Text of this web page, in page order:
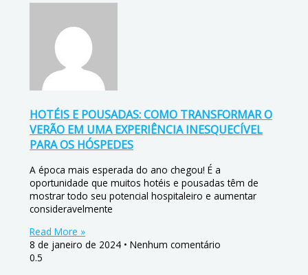
HOTÉIS E POUSADAS: COMO TRANSFORMAR O
VERÃO EM UMA EXPERIÊNCIA INESQUECÍVEL
PARA OS HÓSPEDES
A época mais esperada do ano chegou! É a
oportunidade que muitos hotéis e pousadas têm de
mostrar todo seu potencial hospitaleiro e aumentar
consideravelmente
Read More »
8 de janeiro de 2024
Nenhum comentário